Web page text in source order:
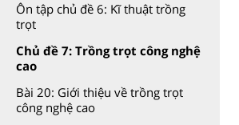
Ôn tập chủ đề 6: Kĩ thuật trồng
trọt
Chủ đề 7: Trồng trọt công nghệ
cao
Bài 20: Giới thiệu về trồng trọt
công nghệ cao